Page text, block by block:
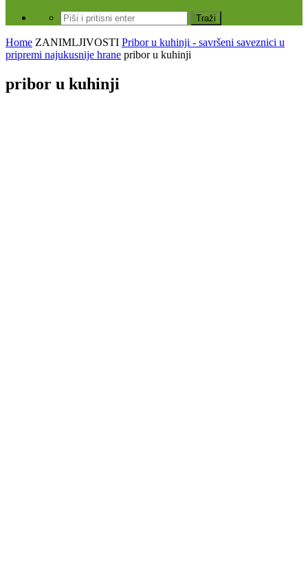
Home ZANIMLJIVOSTI Pribor u kuhinji - savršeni saveznici u
pripremi najukusnije hrane pribor u kuhinji
pribor u kuhinji